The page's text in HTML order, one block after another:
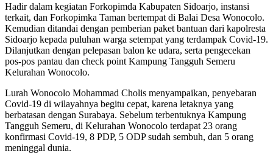
Hadir dalam kegiatan Forkopimda Kabupaten Sidoarjo, instansi
terkait, dan Forkopimka Taman bertempat di Balai Desa Wonocolo.
Kemudian ditandai dengan pemberian paket bantuan dari kapolresta
Sidoarjo kepada puluhan warga setempat yang terdampak Covid-19.
Dilanjutkan dengan pelepasan balon ke udara, serta pengecekan
pos-pos pantau dan check point Kampung Tangguh Semeru
Kelurahan Wonocolo.
Lurah Wonocolo Mohammad Cholis menyampaikan, penyebaran
Covid-19 di wilayahnya begitu cepat, karena letaknya yang
berbatasan dengan Surabaya. Sebelum terbentuknya Kampung
Tangguh Semeru, di Kelurahan Wonocolo terdapat 23 orang
konfirmasi Covid-19, 8 PDP, 5 ODP sudah sembuh, dan 5 orang
meninggal dunia.